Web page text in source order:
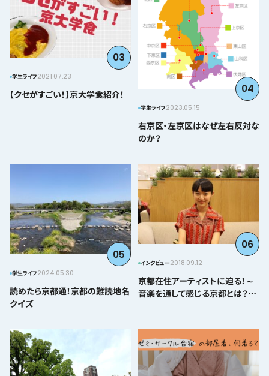
03
学生ライフ2021.07.23
【クセがすごい！】京大学食紹介！ 04
学生ライフ2023.05.15
右京区・左京区はなぜ左右反対な
のか？
05
学生ライフ2024.05.30
読めたら京都通！京都の難読地名
クイズ
06
インタビュー2018.09.12
京都在住アーティストに迫る！～
音楽を通して感じる京都とは？＠